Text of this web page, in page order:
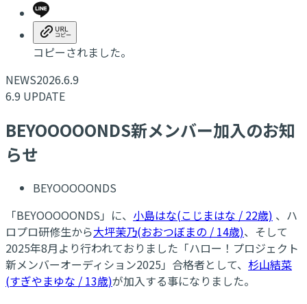
コピーされました。
NEWS2026.6.9
6.9 UPDATE
BEYOOOOONDS新メンバー加入のお知
らせ
BEYOOOOONDS
「BEYOOOOONDS」に、 小島はな(こじまはな / 22歳) 、ハ
ロプロ研修生から大坪茉乃(おおつぼまの / 14歳)、そして
2025年8月より行われておりました「ハロー！プロジェクト
新メンバーオーディション2025」合格者として、 杉山結菜
(すぎやまゆな / 13歳)が加入する事になりました。